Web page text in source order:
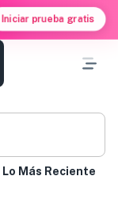
Iniciar prueba gratis
Lo Más Reciente